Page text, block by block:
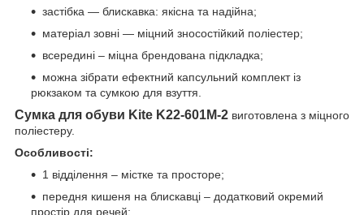
застібка — блискавка: якісна та надійна;
матеріал зовні — міцний зносостійкий поліестер;
всередині – міцна брендована підкладка;
можна зібрати ефектний капсульний комплект із
рюкзаком та сумкою для взуття.
Сумка для обуви Kite K22-601M-2 виготовлена з міцного
поліестеру.
Особливості:
1 відділення – містке та просторе;
передня кишеня на блискавці – додатковий окремий
простір для речей;